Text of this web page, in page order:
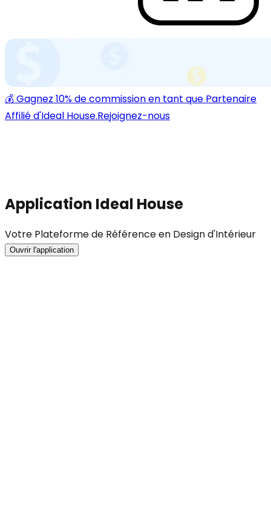
💰 Gagnez 10% de commission en tant que Partenaire
Affilié d'Ideal House.Rejoignez-nous
Application Ideal House
Votre Plateforme de Référence en Design d'Intérieur
Ouvrir l'application